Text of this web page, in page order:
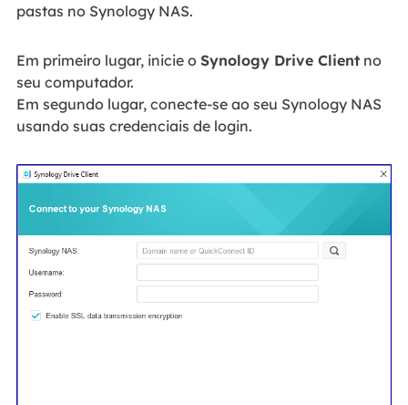
pastas no Synology NAS.
Em primeiro lugar, inicie o Synology Drive Clientno
seu computador.
Em segundo lugar, conecte-se ao seu Synology NAS
usando suas credenciais de login.